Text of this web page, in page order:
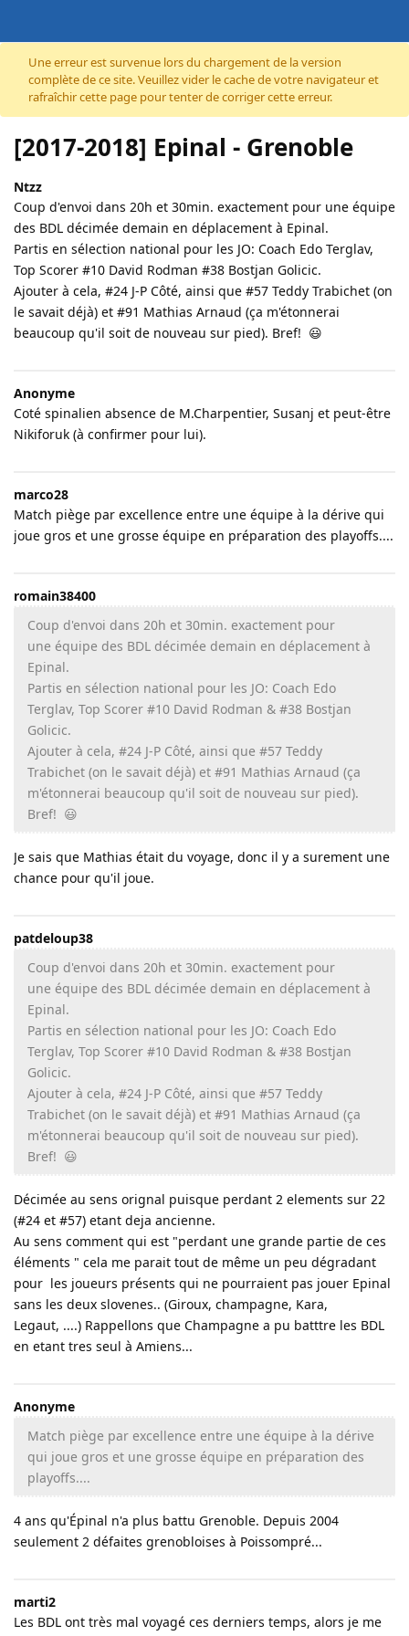
Accéder au contenu
Une erreur est survenue lors du chargement de la version
complète de ce site. Veuillez vider le cache de votre navigateur et
rafraîchir cette page pour tenter de corriger cette erreur.
[2017-2018] Epinal - Grenoble
Ntzz
Coup d'envoi dans 20h et 30min. exactement pour une équipe
des BDL décimée demain en déplacement à Epinal.
Partis en sélection national pour les JO: Coach Edo Terglav,
Top Scorer #10 David Rodman #38 Bostjan Golicic.
Ajouter à cela, #24 J-P Côté, ainsi que #57 Teddy Trabichet (on
le savait déjà) et #91 Mathias Arnaud (ça m'étonnerai
beaucoup qu'il soit de nouveau sur pied). Bref! 😃
Anonyme
Coté spinalien absence de M.Charpentier, Susanj et peut-être
Nikiforuk (à confirmer pour lui).
marco28
Match piège par excellence entre une équipe à la dérive qui
joue gros et une grosse équipe en préparation des playoffs....
romain38400
Coup d'envoi dans 20h et 30min. exactement pour
une équipe des BDL décimée demain en déplacement à
Epinal.
Partis en sélection national pour les JO: Coach Edo
Terglav, Top Scorer #10 David Rodman & #38 Bostjan
Golicic.
Ajouter à cela, #24 J-P Côté, ainsi que #57 Teddy
Trabichet (on le savait déjà) et #91 Mathias Arnaud (ça
m'étonnerai beaucoup qu'il soit de nouveau sur pied).
Bref! 😃
Je sais que Mathias était du voyage, donc il y a surement une
chance pour qu'il joue.
patdeloup38
Coup d'envoi dans 20h et 30min. exactement pour
une équipe des BDL décimée demain en déplacement à
Epinal.
Partis en sélection national pour les JO: Coach Edo
Terglav, Top Scorer #10 David Rodman & #38 Bostjan
Golicic.
Ajouter à cela, #24 J-P Côté, ainsi que #57 Teddy
Trabichet (on le savait déjà) et #91 Mathias Arnaud (ça
m'étonnerai beaucoup qu'il soit de nouveau sur pied).
Bref! 😃
Décimée au sens orignal puisque perdant 2 elements sur 22
(#24 et #57) etant deja ancienne.
Au sens comment qui est "perdant une grande partie de ces
éléments " cela me parait tout de même un peu dégradant
pour les joueurs présents qui ne pourraient pas jouer Epinal
sans les deux slovenes.. (Giroux, champagne, Kara,
Legaut, ....) Rappellons que Champagne a pu batttre les BDL
en etant tres seul à Amiens...
Anonyme
Match piège par excellence entre une équipe à la dérive
qui joue gros et une grosse équipe en préparation des
playoffs....
4 ans qu'Épinal n'a plus battu Grenoble. Depuis 2004
seulement 2 défaites grenobloises à Poissompré...
marti2
Les BDL ont très mal voyagé ces derniers temps, alors je me